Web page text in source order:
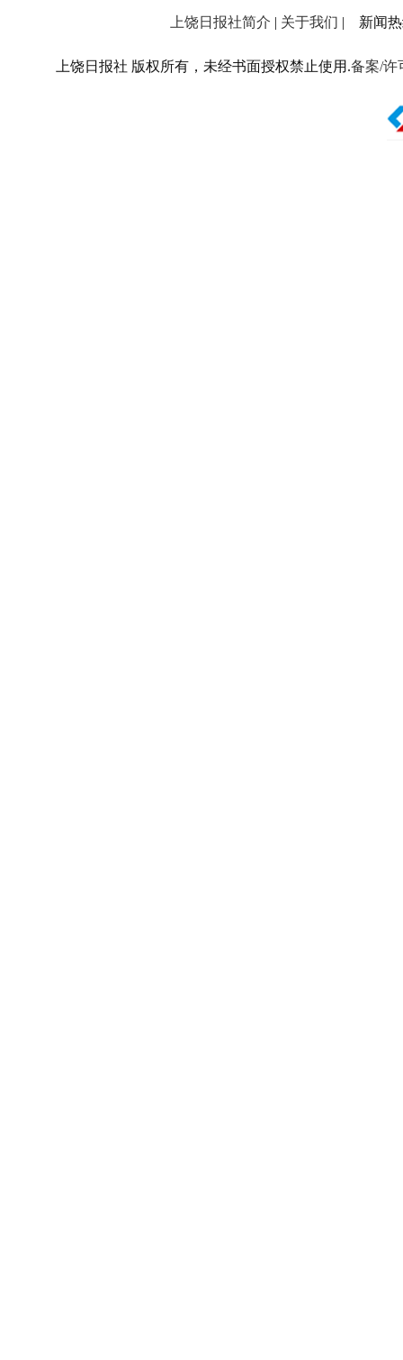
上饶日报社简介 | 关于我们 | 新闻热
上饶日报社 版权所有，未经书面授权禁止使用.备案/许